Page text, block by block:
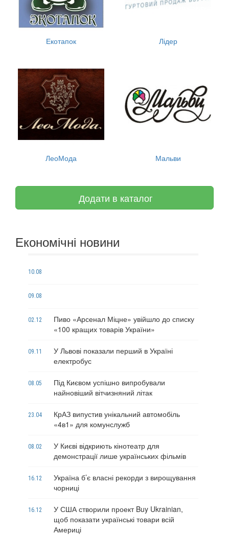
Екотапок Лідер
ЛеоМода Мальви
Додати в каталог
Економічні новини
10.08
09.08
02.12
Пиво «Арсенал Міцне» увійшло до списку
«100 кращих товарів України»
09.11
У Львові показали перший в Україні
електробус
08.05
Під Києвом успішно випробували
найновіший вітчизняний літак
23.04
КрАЗ випустив унікальний автомобіль
«4в1» для комунслужб
08.02
У Києві відкриють кінотеатр для
демонстрації лише українських фільмів
16.12
Україна б’є власні рекорди з вирощування
чорниці
16.12
У США створили проект Buy Ukrainian,
щоб показати українські товари всій
Америці